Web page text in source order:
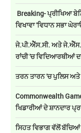
Breaking- ਪ੍ਰੀਖਿਆ
ਵਿਖਾਵਾ 'ਵਿਧਾਨ ਸਭਾ
ਜੇ.ਪੀ.ਐੱਸ.ਸੀ. ਅਤੇ
ਰਾਂਚੀ 'ਚ ਵਿਦਿਆਰਥੀਆਂ
ਤਰਨ ਤਾਰਨ 'ਚ ਪੁਲਿਸ
Commonwealth
ਖਿਡਾਰੀਆਂ ਦੇ ਸ਼ਾਨਦਾਰ
ਸਿਹਤ ਵਿਭਾਗ ਵੱਲੋਂ